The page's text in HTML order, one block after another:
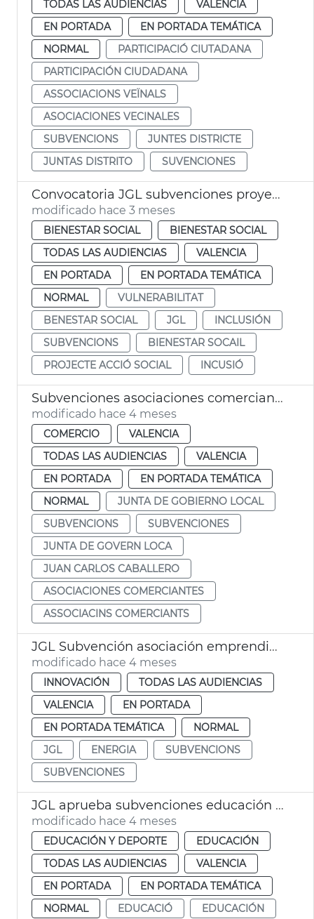
TODAS LAS AUDIENCIAS
VALENCIA
EN PORTADA
EN PORTADA TEMÁTICA
NORMAL
PARTICIPACIÓ CIUTADANA
PARTICIPACIÓN CIUDADANA
ASSOCIACIONS VEÏNALS
ASOCIACIONES VECINALES
SUBVENCIONS
JUNTES DISTRICTE
JUNTAS DISTRITO
SUVENCIONES
Convocatoria JGL subvenciones proyectes acción social Ayuntamiento València
modificado hace 3 meses
BIENESTAR SOCIAL
BIENESTAR SOCIAL
TODAS LAS AUDIENCIAS
VALENCIA
EN PORTADA
EN PORTADA TEMÁTICA
NORMAL
VULNERABILITAT
BENESTAR SOCIAL
JGL
INCLUSIÓN
SUBVENCIONS
BIENESTAR SOCAIL
PROJECTE ACCIÓ SOCIAL
INCUSIÓ
Subvenciones asociaciones comerciantes València
modificado hace 4 meses
COMERCIO
VALENCIA
TODAS LAS AUDIENCIAS
VALENCIA
EN PORTADA
EN PORTADA TEMÁTICA
NORMAL
JUNTA DE GOBIERNO LOCAL
SUBVENCIONS
SUBVENCIONES
JUNTA DE GOVERN LOCA
JUAN CARLOS CABALLERO
ASOCIACIONES COMERCIANTES
ASSOCIACINS COMERCIANTS
JGL Subvención asociación emprendidas energía València
modificado hace 4 meses
INNOVACIÓN
TODAS LAS AUDIENCIAS
VALENCIA
EN PORTADA
EN PORTADA TEMÁTICA
NORMAL
JGL
ENERGIA
SUBVENCIONS
SUBVENCIONES
JGL aprueba subvenciones educación infantil València
modificado hace 4 meses
EDUCACIÓN Y DEPORTE
EDUCACIÓN
TODAS LAS AUDIENCIAS
VALENCIA
EN PORTADA
EN PORTADA TEMÁTICA
NORMAL
EDUCACIÓ
EDUCACIÓN